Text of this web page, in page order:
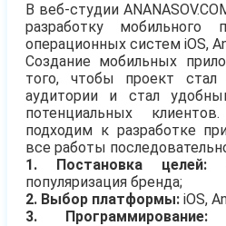
В веб-студии
разработку мобильного
операционных систем iOS,
Создание мобильных
того, чтобы проект
аудитории и стал
потенциальных
подходим к разработке
все работы
1. Постановка целей:
популяризация бренда;
2. Выбор платформы: iOS,
3. Программирование: